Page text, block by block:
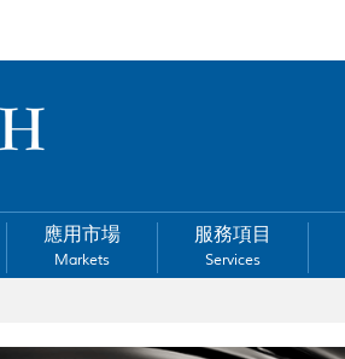
應用市場
Markets
服務項目
Services